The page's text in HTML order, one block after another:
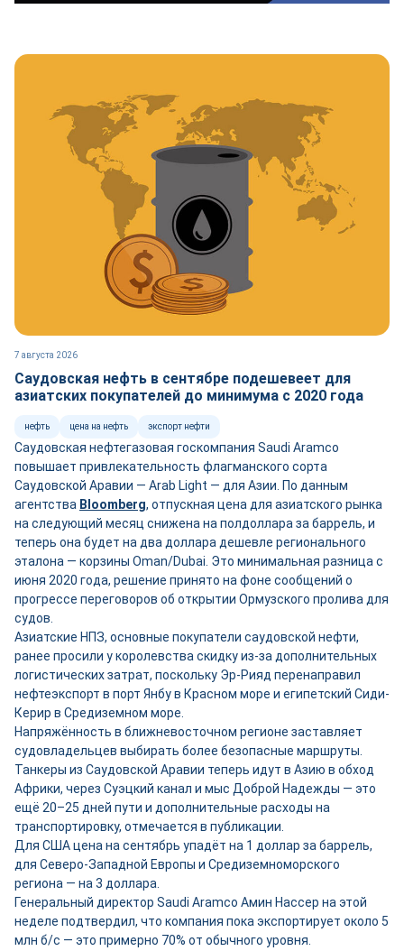
7 августа 2026
Саудовская нефть в сентябре подешевеет для
азиатских покупателей до минимума с 2020 года
нефть цена на нефть экспорт нефти
Саудовская нефтегазовая госкомпания Saudi Aramco
повышает привлекательность флагманского сорта
Саудовской Аравии — Arab Light — для Азии. По данным
агентства Bloomberg, отпускная цена для азиатского рынка
на следующий месяц снижена на полдоллара за баррель, и
теперь она будет на два доллара дешевле регионального
эталона — корзины Oman/Dubai. Это минимальная разница с
июня 2020 года, решение принято на фоне сообщений о
прогрессе переговоров об открытии Ормузского пролива для
судов.
Азиатские НПЗ, основные покупатели саудовской нефти,
ранее просили у королевства скидку из-за дополнительных
логистических затрат, поскольку Эр-Рияд перенаправил
нефтеэкспорт в порт Янбу в Красном море и египетский Сиди-
Керир в Средиземном море.
Напряжённость в ближневосточном регионе заставляет
судовладельцев выбирать более безопасные маршруты.
Танкеры из Саудовской Аравии теперь идут в Азию в обход
Африки, через Суэцкий канал и мыс Доброй Надежды — это
ещё 20–25 дней пути и дополнительные расходы на
транспортировку, отмечается в публикации.
Для США цена на сентябрь упадёт на 1 доллар за баррель,
для Северо-Западной Европы и Средиземноморского
региона — на 3 доллара.
Генеральный директор Saudi Aramco Амин Нассер на этой
неделе подтвердил, что компания пока экспортирует около 5
млн б/с — это примерно 70% от обычного уровня.